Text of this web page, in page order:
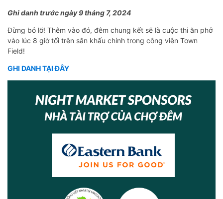
Ghi danh trước ngày 9 tháng 7, 2024
Đừng bỏ lỡ! Thêm vào đó, đêm chung kết sẽ là cuộc thi ăn phở
vào lúc 8 giờ tối trên sân khấu chính trong công viên Town
Field!
GHI DANH TẠI ĐÂY